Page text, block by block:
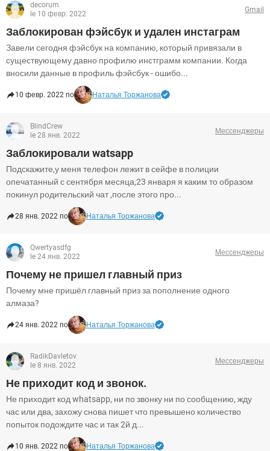
decorum
le 10 февр. 2022
Gmail
Заблокирован фэйсбук и удален инстаграм
Завели сегодня фэйсбук на компанию, который привязали в
существующему давно профилю инстграмм компании. Когда
вносили данные в профиль фэйсбук - ошибо...
10 февр. 2022 по Наталья Торжанова
BlindCrew
le 28 янв. 2022
Мессенджеры
Заблокировали watsapp
Подскажите,у меня телефон лежит в сейфе в полиции
опечатанный с сентября месяца,23 января я каким то образом
покинул родительский чат ,после этого про...
28 янв. 2022 по Наталья Торжанова
Qwertyasdfg
le 24 янв. 2022
Мессенджеры
Почему не пришел главный приз
Почему мне пришёл главный приз за пополнение одного
алмаза?
24 янв. 2022 по Наталья Торжанова
RadikDavletov
le 8 янв. 2022
Мессенджеры
Не приходит код и звонок.
Не приходит код whatsapp, ни по звонку ни по сообщению, жду
час или два, захожу снова пишет что превышено количество
попыток подождите час и так 2й д...
10 янв. 2022 по Наталья Торжанова